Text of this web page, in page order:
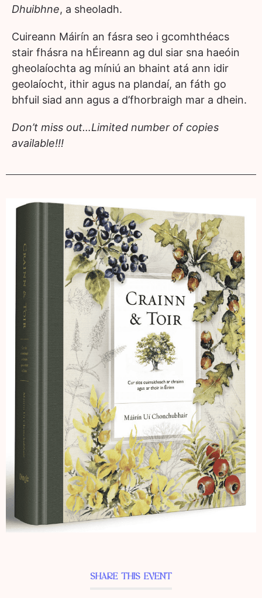
Dhuibhne, a sheoladh.
Cuireann Máirín an fásra seo i gcomhthéacs
stair fhásra na hÉireann ag dul siar sna haeóin
gheolaíochta ag míniú an bhaint atá ann idir
geolaíocht, ithir agus na plandaí, an fáth go
bhfuil siad ann agus a d’fhorbraigh mar a dhein.
Don’t miss out…Limited number of copies
available!!!
SHARE THIS EVENT